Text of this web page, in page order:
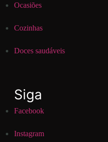
Ocasiões
Cozinhas
Doces saudáveis
Siga
Facebook
Instagram